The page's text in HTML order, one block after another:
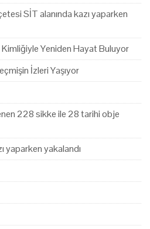
SİT alanında kazı yaparken
Yeniden Hayat Buluyor
İzleri Yaşıyor
228 sikke ile 28 tarihi obje
yaparken yakalandı